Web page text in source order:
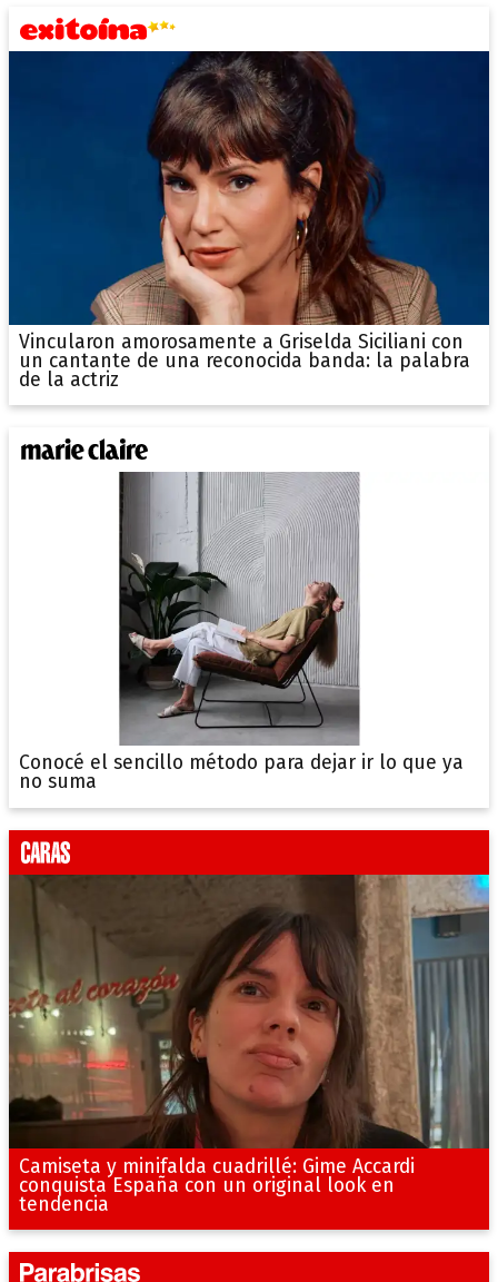
Vincularon amorosamente a Griselda Siciliani con
un cantante de una reconocida banda: la palabra
de la actriz
Conocé el sencillo método para dejar ir lo que ya
no suma
Camiseta y minifalda cuadrillé: Gime Accardi
conquista España con un original look en
tendencia